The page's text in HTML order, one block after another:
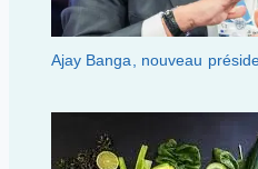
Ajay Banga, nouveau